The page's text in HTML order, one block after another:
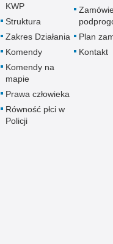
KWP
Struktura
Zakres Działania
Komendy
Komendy na
mapie
Prawa człowieka
Równość płci w
Policji
Plan
Kontakt